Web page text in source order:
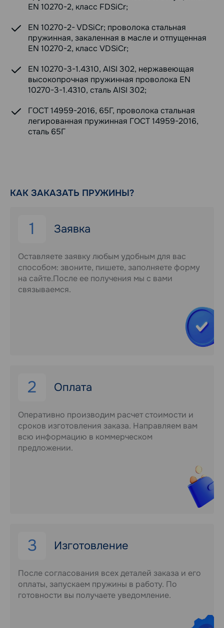
EN 10270-2, класс FDSiCr;
EN 10270-2- VDSiCr; проволока стальная
пружинная, закаленная в масле и отпущенная
EN 10270-2, класс VDSiCr;
EN 10270-3-1.4310, AISI 302, нержавеющая
высокопрочная пружинная проволока EN
10270-3-1.4310, сталь AISI 302;
ГОСТ 14959-2016, 65Г, проволока стальная
легированная пружинная ГОСТ 14959-2016,
сталь 65Г
КАК ЗАКАЗАТЬ ПРУЖИНЫ?
1 Заявка
Оставляете заявку любым удобным для вас
способом: звоните, пишете, заполняете форму
на сайте.После ее получения мы с вами
связываемся.
2 Оплата
Оперативно производим расчет стоимости и
сроков изготовления заказа. Направляем вам
всю информацию в коммерческом
предложении.
3 Изготовление
После согласования всех деталей заказа и его
оплаты, запускаем пружины в работу. По
готовности вы получаете уведомление.